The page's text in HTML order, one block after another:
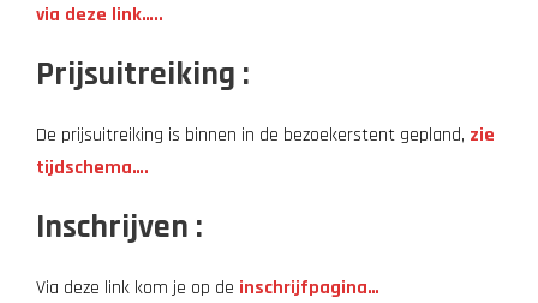
via deze link…..
Prijsuitreiking :
De prijsuitreiking is binnen in de bezoekerstent gepland, zie
tijdschema….
Inschrijven :
Via deze link kom je op de inschrijfpagina…